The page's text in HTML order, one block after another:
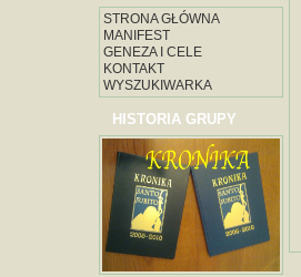
STRONA GŁÓWNA
MANIFEST
GENEZA I CELE
KONTAKT
WYSZUKIWARKA
HISTORIA GRUPY